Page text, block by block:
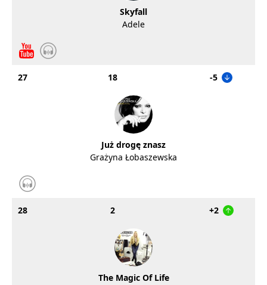
Skyfall
Adele
27 18 -5
Już drogę znasz
Grażyna Łobaszewska
28 2 +2
The Magic Of Life